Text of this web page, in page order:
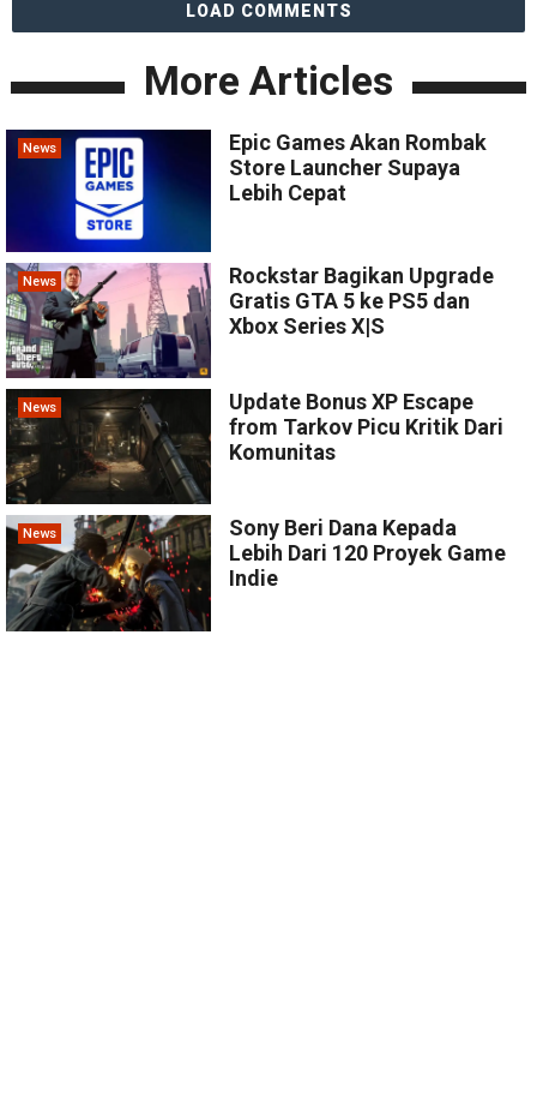
LOAD COMMENTS
More Articles
News
Epic Games Akan Rombak
Store Launcher Supaya
Lebih Cepat
News
Rockstar Bagikan Upgrade
Gratis GTA 5 ke PS5 dan
Xbox Series X|S
News
Update Bonus XP Escape
from Tarkov Picu Kritik Dari
Komunitas
News
Sony Beri Dana Kepada
Lebih Dari 120 Proyek Game
Indie